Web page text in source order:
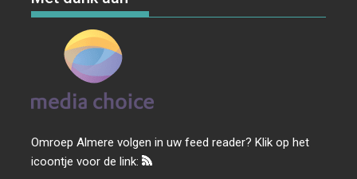
Omroep Almere volgen in uw feed reader? Klik op het
icoontje voor de link: